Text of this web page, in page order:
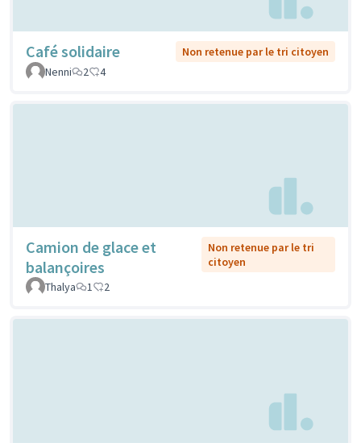
Café solidaire
Non retenue par le tri citoyen
Nenni
2 4
Camion de glace et
balançoires
Non retenue par le tri
citoyen
Thalya
1 2